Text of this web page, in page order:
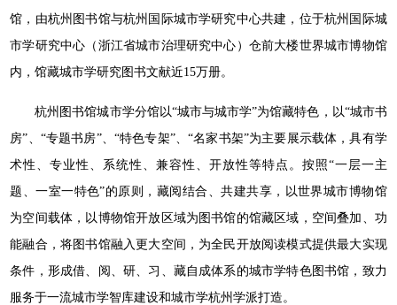
馆，由杭州图书馆与杭州国际城市学研究中心共建，位于杭州国际城
市学研究中心（浙江省城市治理研究中心）仓前大楼世界城市博物馆
内，馆藏城市学研究图书文献近15万册。
杭州图书馆城市学分馆以“城市与城市学”为馆藏特色，以“城市书
房”、“专题书房”、“特色专架”、“名家书架”为主要展示载体，具有学
术性、专业性、系统性、兼容性、开放性等特点。按照“一层一主
题、一室一特色”的原则，藏阅结合、共建共享，以世界城市博物馆
为空间载体，以博物馆开放区域为图书馆的馆藏区域，空间叠加、功
能融合，将图书馆融入更大空间，为全民开放阅读模式提供最大实现
条件，形成借、阅、研、习、藏自成体系的城市学特色图书馆，致力
服务于一流城市学智库建设和城市学杭州学派打造。